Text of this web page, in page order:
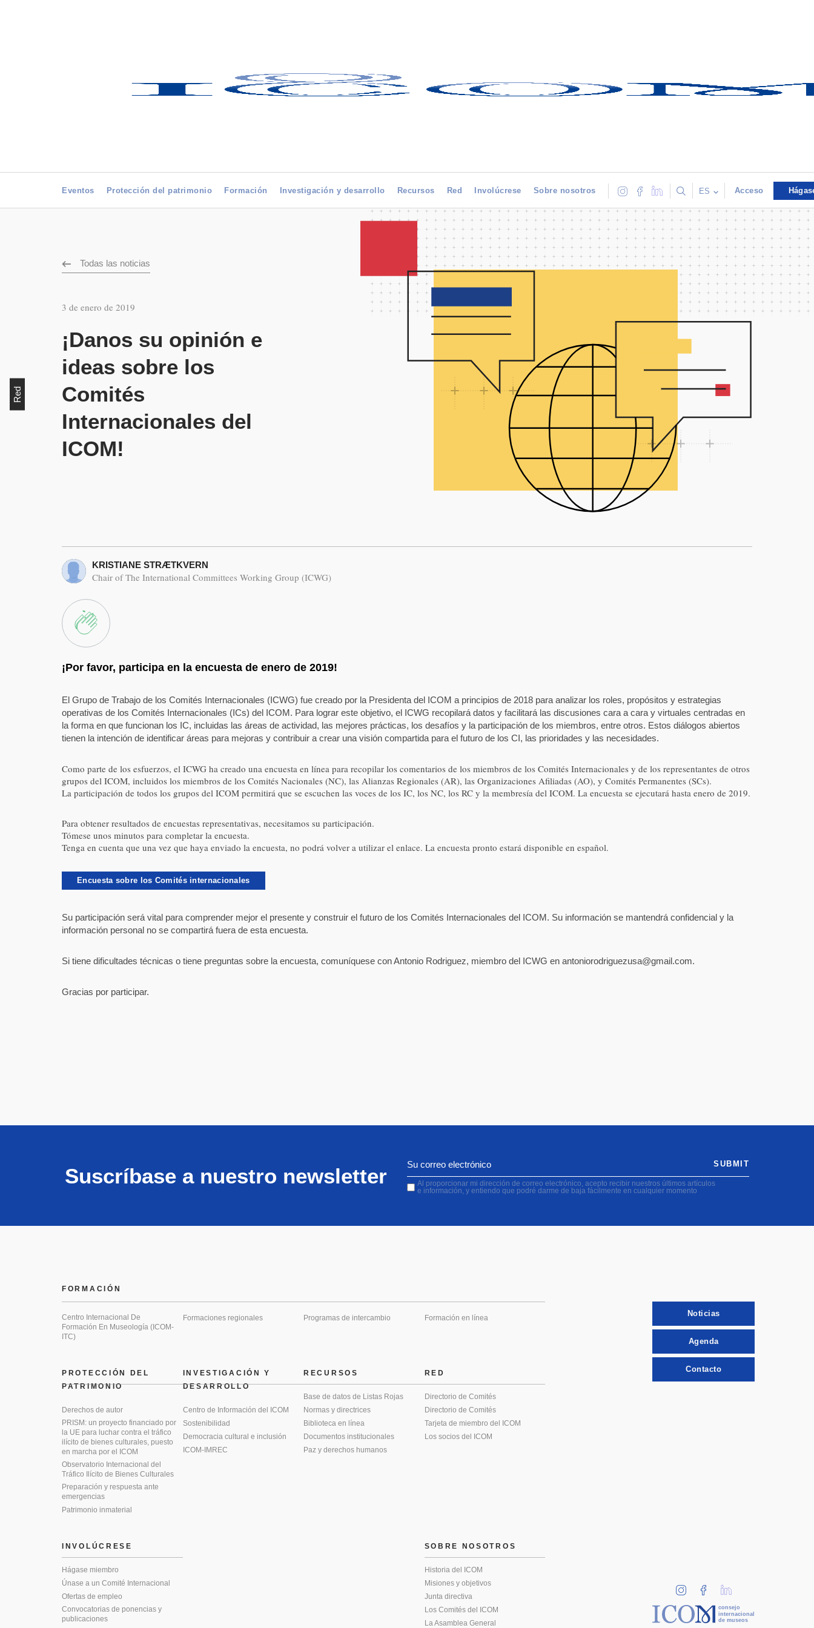
Eventos Protección del patrimonio Formación Investigación y desarrollo Recursos Red Involúcrese Sobre nosotros ES Acceso
Todas las noticias
3 de enero de 2019
Red
¡Danos su opinión e
ideas sobre los
Comités
Internacionales del
ICOM!
KRISTIANE STRÆTKVERN
Chair of The International Committees Working Group (ICWG)
¡Por favor, participa en la encuesta de enero de 2019!
El Grupo de Trabajo de los Comités Internacionales (ICWG) fue creado por la Presidenta del ICOM a principios de 2018 para analizar los roles, propósitos y estrategias
operativas de los Comités Internacionales (ICs) del ICOM. Para lograr este objetivo, el ICWG recopilará datos y facilitará las discusiones cara a cara y virtuales centradas en
la forma en que funcionan los IC, incluidas las áreas de actividad, las mejores prácticas, los desafíos y la participación de los miembros, entre otros. Estos diálogos abiertos
tienen la intención de identificar áreas para mejoras y contribuir a crear una visión compartida para el futuro de los CI, las prioridades y las necesidades.
Como parte de los esfuerzos, el ICWG ha creado una encuesta en línea para recopilar los comentarios de los miembros de los Comités Internacionales y de los representantes de otros
grupos del ICOM, incluidos los miembros de los Comités Nacionales (NC), las Alianzas Regionales (AR), las Organizaciones Afiliadas (AO), y Comités Permanentes (SCs).
La participación de todos los grupos del ICOM permitirá que se escuchen las voces de los IC, los NC, los RC y la membresía del ICOM. La encuesta se ejecutará hasta enero de 2019.
Para obtener resultados de encuestas representativas, necesitamos su participación.
Tómese unos minutos para completar la encuesta.
Tenga en cuenta que una vez que haya enviado la encuesta, no podrá volver a utilizar el enlace. La encuesta pronto estará disponible en español.
Encuesta sobre los Comités internacionales
Su participación será vital para comprender mejor el presente y construir el futuro de los Comités Internacionales del ICOM. Su información se mantendrá confidencial y la
información personal no se compartirá fuera de esta encuesta.
Si tiene dificultades técnicas o tiene preguntas sobre la encuesta, comuníquese con Antonio Rodriguez, miembro del ICWG en antoniorodriguezusa@gmail.com.
Gracias por participar.
Suscríbase a nuestro newsletter
Al proporcionar mi dirección de correo electrónico, acepto recibir nuestros últimos artículos
e información, y entiendo que podré darme de baja fácilmente en cualquier momento
SUBMIT
PROTECCIÓN DEL
PATRIMONIO
Derechos de autor
PRISM: un proyecto financiado por
la UE para luchar contra el tráfico
ilícito de bienes culturales, puesto
en marcha por el ICOM
Observatorio Internacional del
Tráfico Ilícito de Bienes Culturales
Preparación y respuesta ante
emergencias
Patrimonio inmaterial
FORMACIÓN
Centro Internacional De
Formación En Museología (ICOM-
ITC)
Formaciones regionales Programas de intercambio Formación en línea
INVESTIGACIÓN Y
DESARROLLO
Centro de Información del ICOM
Sostenibilidad
Democracia cultural e inclusión
ICOM-IMREC
RECURSOS
Base de datos de Listas Rojas
Normas y directrices
Biblioteca en línea
Documentos institucionales
Paz y derechos humanos
RED
Directorio de Comités
Directorio de Comités
Tarjeta de miembro del ICOM
Los socios del ICOM
INVOLÚCRESE
Hágase miembro
Únase a un Comité Internacional
Ofertas de empleo
Convocatorias de ponencias y
publicaciones
SOBRE NOSOTROS
Historia del ICOM
Misiones y objetivos
Junta directiva
Los Comités del ICOM
La Asamblea General
Noticias
Agenda
Contacto
consejo
internacional
de museos